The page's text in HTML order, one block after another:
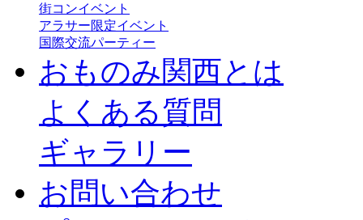
街コンイベント
アラサー限定イベント
国際交流パーティー
おものみ関西とは
よくある質問
ギャラリー
お問い合わせ